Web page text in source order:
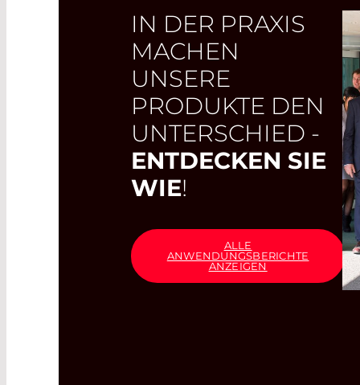
IN DER PRAXIS
MACHEN
UNSERE
PRODUKTE DEN
UNTERSCHIED -
ENTDECKEN SIE
WIE!
ALLE
ANWENDUNGSBERICHTE
ANZEIGEN